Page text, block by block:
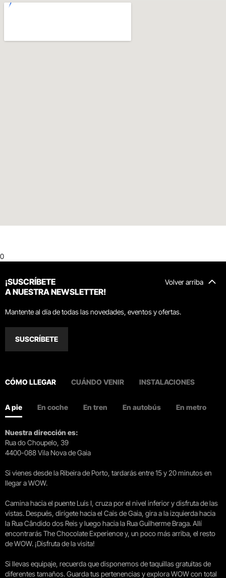
0
Volver arriba
¡SUSCRÍBETE
A NUESTRA NEWSLETTER!
Mantente al día de todas las novedades, eventos y ofertas.
SUSCRÍBETE
CÓMO LLEGAR CUÁNDO VENIR INSTALACIONES
A pie En coche En tren En autobús En metro
Nuestra dirección es:
Rua do Choupelo, 39
4400-088 Vila Nova de Gaia
Si vienes desde la Ribeira de Porto, tardarás entre 15 y 20 minutos en
llegar a WOW.
Camina hacia el puente Luís I, cruza por el nivel inferior y disfruta de las
vistas. Después, dirígete hacia el Cais de Gaia, gira a la izquierda hacia
la Rua Cândido dos Reis y luego hacia la Rua Guilherme Braga. Allí
encontrarás The Chocolate Experience y, un poco más arriba, el resto
de WOW. ¡Disfruta de la visita!
Si llevas equipaje, recuerda que disponemos de taquillas gratuitas de
diferentes tamaños. Guarda tus pertenencias y explora WOW con total